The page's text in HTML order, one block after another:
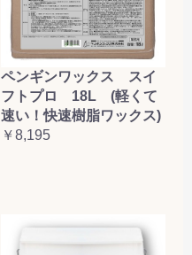
ペンギンワックス スイ
フトプロ 18L (軽くて
速い！快速樹脂ワックス)
￥8,195